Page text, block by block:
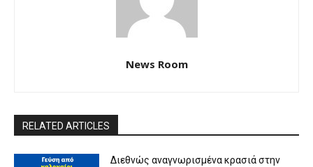
News Room
RELATED ARTICLES
Διεθνώς αναγνωρισμένα κρασιά στην